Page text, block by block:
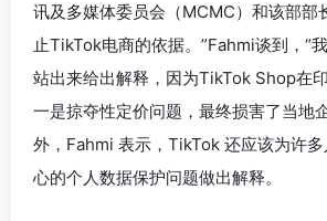
讯及多媒体委员会（MCMC）和该部部
止TikTok电商的依据。”Fahmi谈到，“
站出来给出解释，因为TikTok Shop在
一是掠夺性定价问题，最终损害了当地
外，Fahmi 表示，TikTok 还应该为许
心的个人数据保护问题做出解释。